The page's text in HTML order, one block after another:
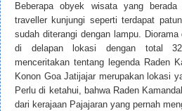
Beberapa obyek wisata yang
traveller kunjungi seperti terdapat
sudah diterangi dengan lampu.
di delapan lokasi dengan total
menceritakan tentang legenda Raden
Konon Goa Jatijajar merupakan lokasi
Perlu di ketahui, bahwa Raden
dari kerajaan Pajajaran yang pernah